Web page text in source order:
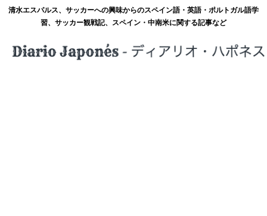
清水エスパルス、サッカーへの興味からのスペイン語・英語・ポルトガル語学
習、サッカー観戦記、スペイン・中南米に関する記事など